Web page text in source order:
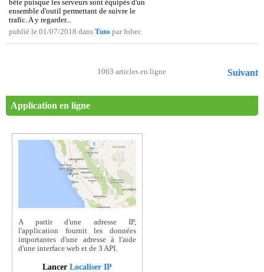
bête puisque les serveurs sont équipés d'un
ensemble d'outil permettant de suivre le
trafic. A y regarder...
publié le 01/07/2018 dans Tuto par fobec
1063 articles en ligne Suivant
Application en ligne
A partir d'une adresse IP,
l'application fournit les données
importantes d'une adresse à l'aide
d'une interface web et de 3 API.
Lancer Localiser IP